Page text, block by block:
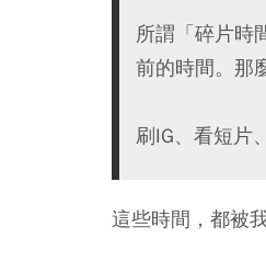
所謂「碎片時
前的時間。那
刷IG、看短片
這些時間，都被